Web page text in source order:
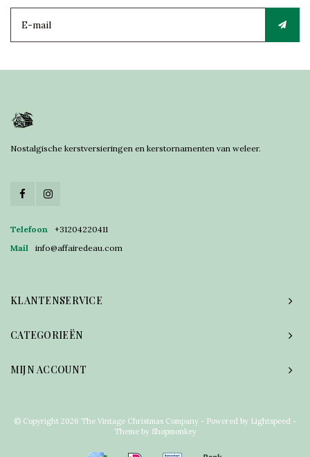
Nostalgische kerstversieringen en kerstornamenten van weleer.
Telefoon
+31204220411
Mail
info@affairedeau.com
KLANTENSERVICE
CATEGORIEËN
MIJN ACCOUNT
© Copyright 2026 The Vintage Christmas Company - Powered by Lightspeed -
Theme by Shopmonkey